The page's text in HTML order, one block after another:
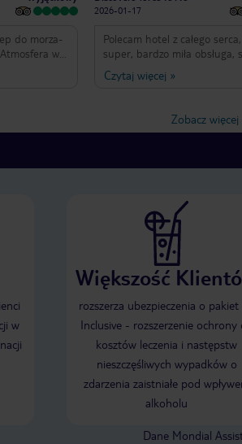
do morza-
2026-01-17
Polecam hotel z całego
super, bardzo miła obsługa,
jedzenie każdy znajdzie coś
bo wybór jest naprawdę duży. Dużą
oczywiście jej bliskości
przejść przez ogród
Czytaj więcej »
Zobacz
w
Większość
rozszerza ubezpieczenia o pakiet
Inclusive - rozszerzenie ochrony
kosztów leczenia i następstw
nieszczęśliwych wypadków o
zdarzenia zaistniałe pod
alkoholu
Dane Mondial